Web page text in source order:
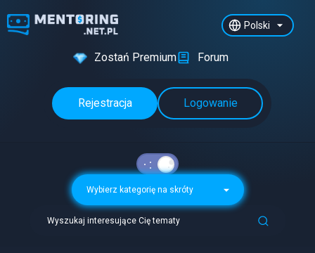
Polski
Zostań Premium Forum
Rejestracja Logowanie
Wybierz kategorię na skróty
Wyszukaj interesujące Cię tematy